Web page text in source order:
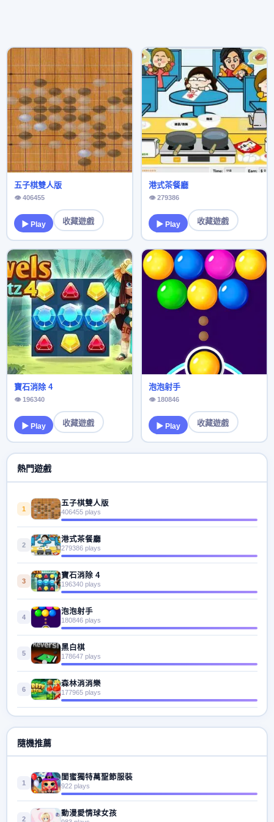
五子棋雙人版
👁 406455
▶ Play 收藏遊戲
港式茶餐廳
👁 279386
▶ Play 收藏遊戲
寶石消除 4
👁 196340
▶ Play 收藏遊戲
泡泡射手
👁 180846
▶ Play 收藏遊戲
熱門遊戲
1
五子棋雙人版
406455 plays
2
港式茶餐廳
279386 plays
3
寶石消除 4
196340 plays
4
泡泡射手
180846 plays
5
黑白棋
178647 plays
6
森林消消樂
177965 plays
隨機推薦
1
閨蜜獨特萬聖節服裝
922 plays
2
動漫愛情球女孩